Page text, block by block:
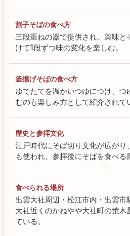
割子そばの食べ方
三段重ねの器で提供され、薬味と
けて1段ずつ味の変化を楽しむ。
釜揚げそばの食べ方
ゆでたてを温かいつゆにつけ、つ
むのも楽しみ方として紹介されて
歴史と参拝文化
江戸時代にそば切り文化が広がり
も使われ、参拝後にそばを食べる
食べられる場所
出雲大社周辺・松江市内・出雲市
大社近くのかねやや大社町の荒木
ている。